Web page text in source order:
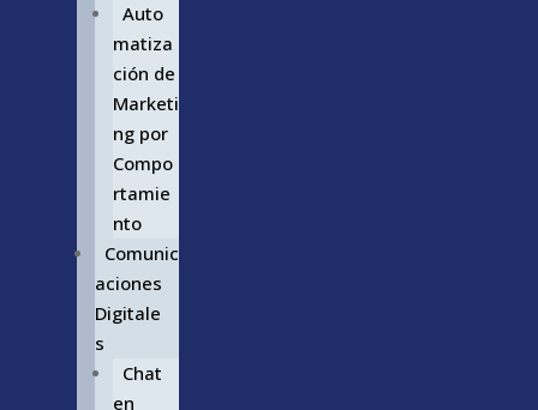
Auto
matiza
ción de
Marketi
ng por
Compo
rtamie
nto
Comunic
aciones
Digitale
s
Chat
en